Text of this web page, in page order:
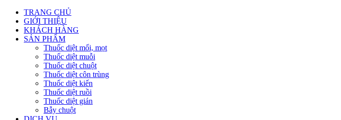
TRANG CHỦ
GIỚI THIỆU
KHÁCH HÀNG
SẢN PHẨM
Thuốc diệt mối, mọt
Thuốc diệt muỗi
Thuốc diệt chuột
Thuốc diệt côn trùng
Thuốc diệt kiến
Thuốc diệt ruồi
Thuốc diệt gián
Bẫy chuột